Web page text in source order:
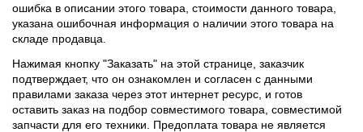
ошибка в описании этого товара, стоимости данного товара,
указана ошибочная информация о наличии этого товара на
складе продавца.
Нажимая кнопку "Заказать" на этой странице, заказчик
подтверждает, что он ознакомлен и согласен с данными
правилами заказа через этот интернет ресурс, и готов
оставить заказ на подбор совместимого товара, совместимой
запчасти для его техники. Предоплата товара не является